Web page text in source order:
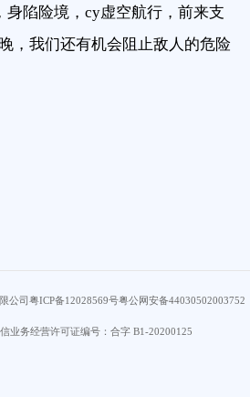
身陷险境，cy虚空航行，前来支
，我们还有机会阻止敌人的危险
公司粤ICP备12028569号粤公网安备44030502003752
业务经营许可证编号：合字 B1-20200125